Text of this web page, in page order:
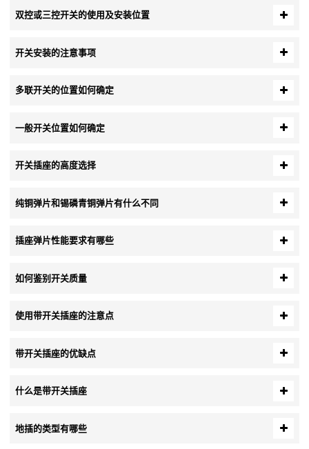
双控或三控开关的使用及安装位置
开关安装的注意事项
多联开关的位置如何确定
一般开关位置如何确定
开关插座的高度选择
纯铜弹片和锡磷青铜弹片有什么不同
插座弹片性能要求有哪些
如何鉴别开关质量
使用带开关插座的注意点
带开关插座的优缺点
什么是带开关插座
地插的类型有哪些